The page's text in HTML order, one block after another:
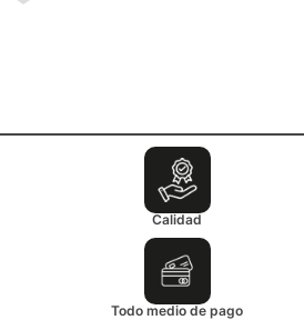
Calidad
Todo medio de pago